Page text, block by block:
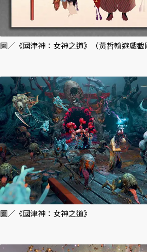
圖／《國津神：女神之道》（黃哲翰遊戲截
圖／《國津神：女神之道》